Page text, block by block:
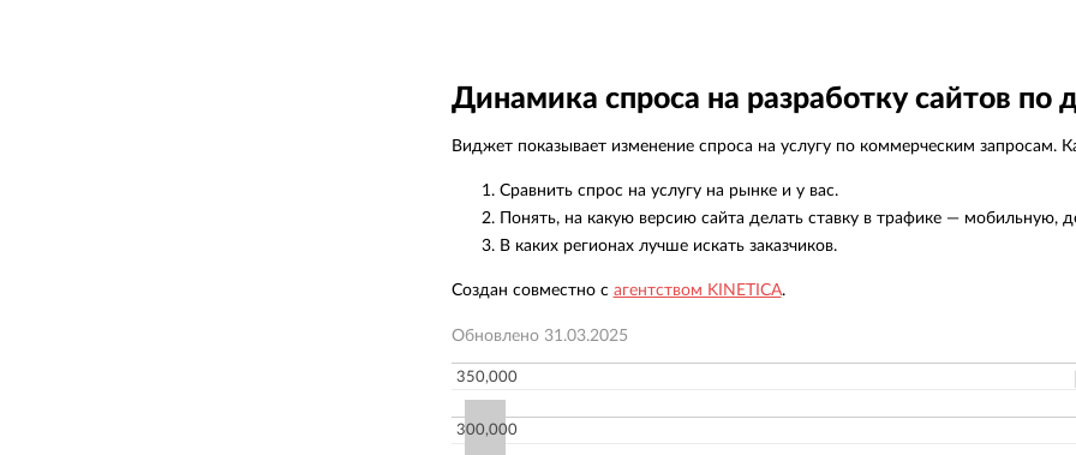
Динамика спроса на разработку сайтов по
Виджет показывает изменение спроса на услугу по коммерческим запросам.
Сравнить спрос на услугу на рынке и у вас.
Понять, на какую версию сайта делать ставку в трафике — мобильную,
В каких регионах лучше искать заказчиков.
Создан совместно с агентством KINETICA.
Обновлено 31.03.2025
300,000
350,000